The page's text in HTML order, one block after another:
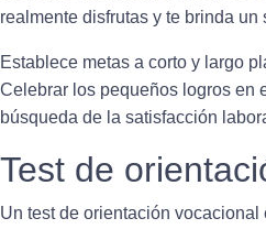
realmente disfrutas y te brinda
Establece metas a corto y largo
Celebrar los pequeños logros en
búsqueda de la satisfacción
Test de
Un test de orientación vocacional